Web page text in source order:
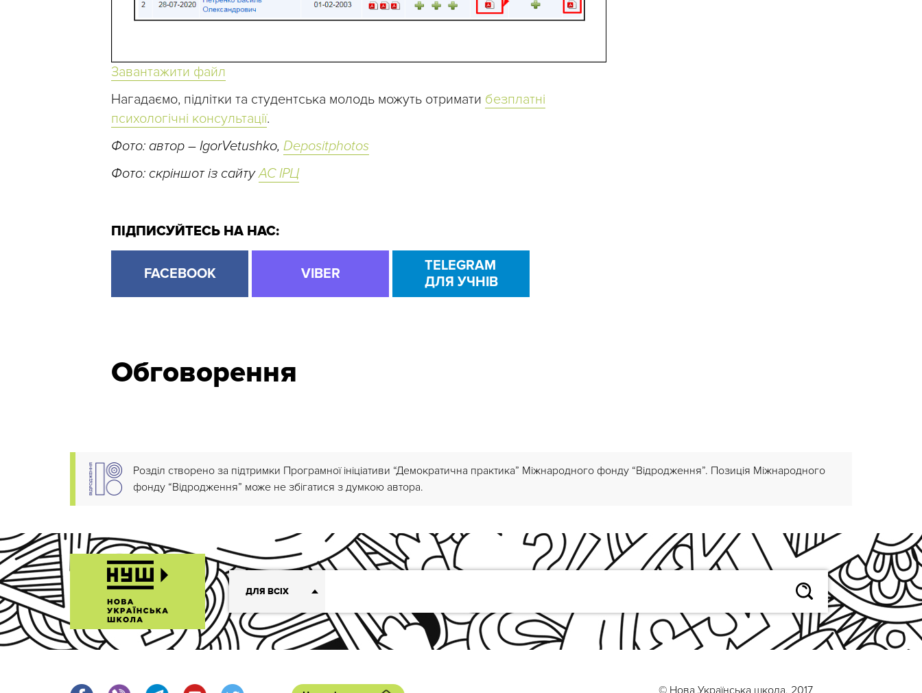
Завантажити файл
Нагадаємо, підлітки та студентська молодь можуть отримати безплатні
психологічні консультації.
Фото: автор – IgorVetushko, Depositphotos
Фото: скріншот із сайтуАС ІРЦ
ПІДПИСУЙТЕСЬ НА НАС:
FACEBOOK VIBER
TELEGRAM
ДЛЯ УЧНІВ
Обговорення
Розділ створено за підтримки Програмної ініціативи “Демократична практика” Міжнародного фонду “Відродження”. Позиція Міжнародного
фонду “Відродження” може не збігатися з думкою автора.
ДЛЯ ВСІХ
© Нова Українська школа, 2017